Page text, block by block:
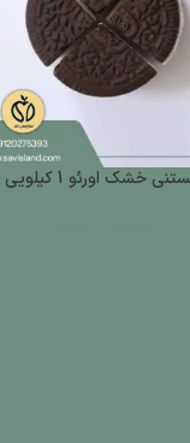
خشک اورئو 1 کیلویی